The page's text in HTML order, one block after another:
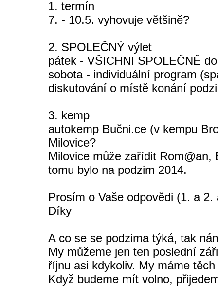
1. termín
7. - 10.5. vyhovuje většině?
2. SPOLEČNÝ výlet
pátek - VŠICHNI SPOLEČNĚ
sobota - individuální program
diskutování o místě konání
3. kemp
autokemp Bučni.ce (v kempu
Milovice?
Milovice může zařídit
tomu bylo na podzim 2014.
Prosím o Vaše odpovědi (1. a
Díky
A co se se podzima týká, tak
My můžeme jen ten poslední
říjnu asi kdykoliv. My máme
Když budeme mít volno,